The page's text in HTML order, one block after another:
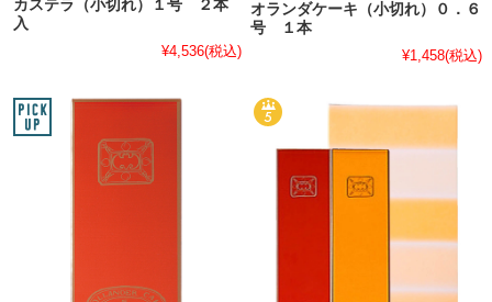
カステラ（小切れ）１号 ２本
入
¥4,536(税込)
オランダケーキ（小切れ）０．６
号 １本
¥1,458(税込)